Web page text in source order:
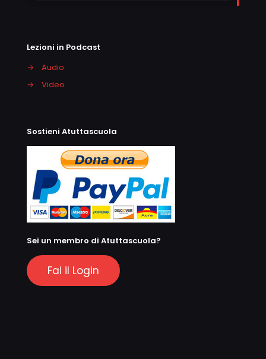
Lezioni in Podcast
→
Audio
→
Video
Sostieni Atuttascuola
Sei un membro di Atuttascuola?
Fai il Login